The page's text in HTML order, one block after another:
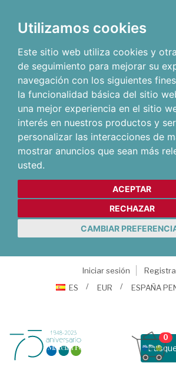
Utilizamos cookies
Este sitio web utiliza cookies y
de seguimiento para mejorar su
navegación con los siguientes
la funcionalidad básica del sitio
una mejor experiencia en el sitio
interés en nuestros productos y
personalizar las interacciones de
mostrar anuncios que sean más
usted.
ACEPTAR
RECHAZAR
CAMBIAR
Iniciar sesión
ES
EUR ESPAÑA
0